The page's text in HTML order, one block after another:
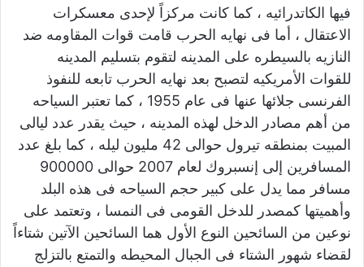
فيها الكاتدرائيه ، كما كانت مركزاً لإحدى معسكرات
الاعتقال ، أما فى نهايه الحرب قامت قوات المقاومه ضد
النازيه بالسيطره على المدينه لتقوم بتسليم المدينه
للقوات الأمريكيه لتصبح بعد نهايه الحرب تابعه للنفوذ
الفرنسى جلائها عنها فى عام 1955 ، كما تعتبر السياحه
من أهم مصادر الدخل لهذه المدينه ، حيث يقدر عدد ليالى
المبيت بمنطقه تيرول حوالى 42 مليون ليله ، كما بلغ عدد
المسافرين إلى إنسبروك لعام 2007 حوالى 900000
مسافر مما يدل على كبير حجم السياحه فى هذه البلد
وأهميتها كمصدر للدخل القومى فى النمسا ، وتعتمد على
نوعين من السائحين النوع الأول هما السائحين الآتين شتاءاً
لقضاء شهور الشتاء فى الجبال المحيطه والتمتع بالتزلج